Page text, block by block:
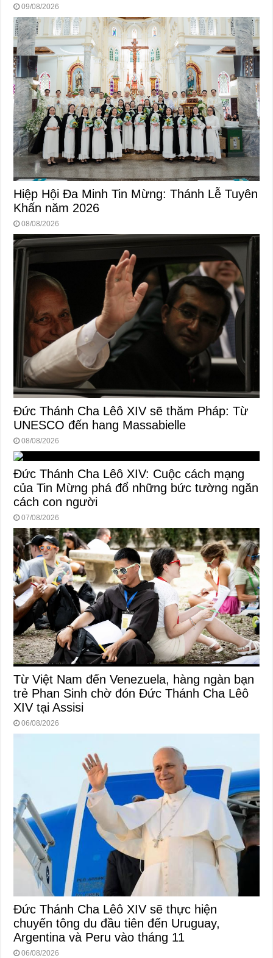
09/08/2026
Hiệp Hội Đa Minh Tin Mừng: Thánh Lễ Tuyên
Khấn năm 2026
08/08/2026
Đức Thánh Cha Lêô XIV sẽ thăm Pháp: Từ
UNESCO đến hang Massabielle
08/08/2026
Đức Thánh Cha Lêô XIV: Cuộc cách mạng
của Tin Mừng phá đổ những bức tường ngăn
cách con người
07/08/2026
Từ Việt Nam đến Venezuela, hàng ngàn bạn
trẻ Phan Sinh chờ đón Đức Thánh Cha Lêô
XIV tại Assisi
06/08/2026
Đức Thánh Cha Lêô XIV sẽ thực hiện
chuyến tông du đầu tiên đến Uruguay,
Argentina và Peru vào tháng 11
06/08/2026